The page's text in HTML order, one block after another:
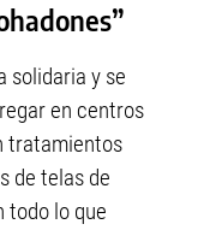
solidaria y se
en centros
tratamientos
de telas de
todo lo que